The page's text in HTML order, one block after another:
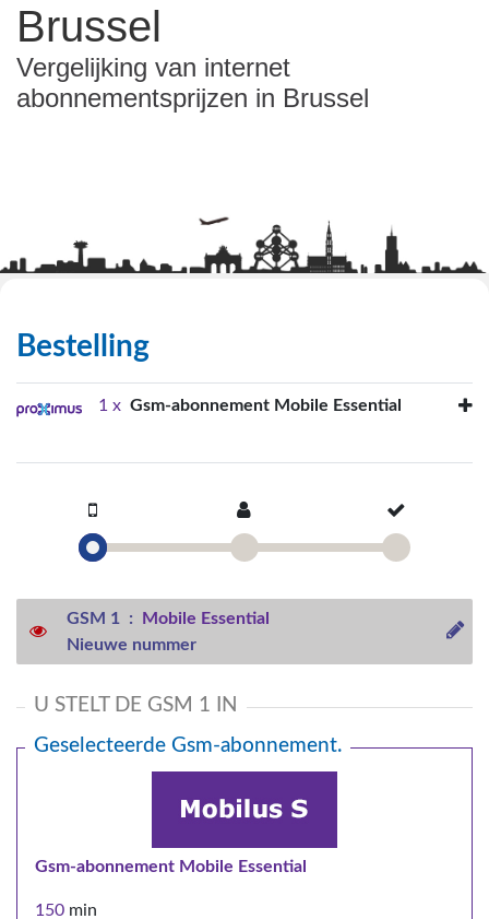
Brussel
Vergelijking van internet
abonnementsprijzen in Brussel
Bestelling
1 x Gsm-abonnement Mobile Essential
GSM 1 :
Mobile Essential
Nieuwe nummer
U STELT DE GSM 1 IN
Geselecteerde Gsm-abonnement.
Gsm-abonnement Mobile Essential
150 min